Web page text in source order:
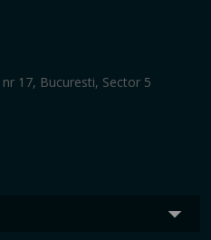
17, Bucuresti, Sector 5